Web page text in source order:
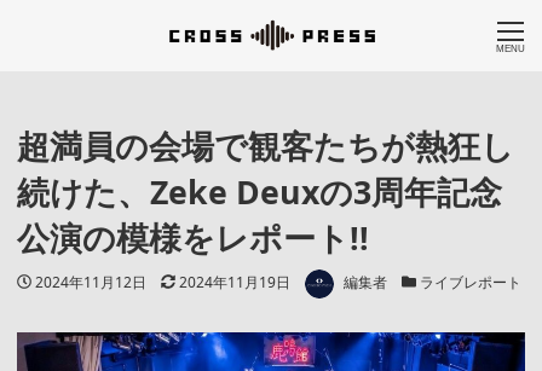
MENU
超満員の会場で観客たちが熱狂し
続けた、Zeke Deuxの3周年記念
公演の模様をレポート!!
投稿日
2024年11月12日 更新日
2024年11月19日 著者 編集者 カテゴリー
ライブレポート